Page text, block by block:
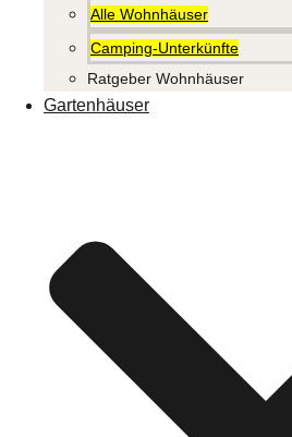
Alle Wohnhäuser
Camping-Unterkünfte
Ratgeber Wohnhäuser
Gartenhäuser